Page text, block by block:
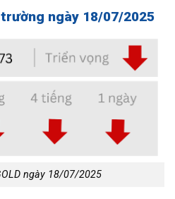
ngày 18/07/2025
ngày 18/07/2025